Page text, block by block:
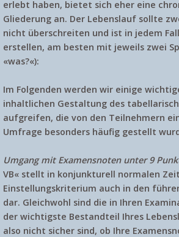
erlebt haben, bietet sich eher eine
Gliederung an. Der Lebenslauf sollte
nicht überschreiten und ist in jedem
erstellen, am besten mit jeweils zwei
«was?«):
Im Folgenden werden wir einige
inhaltlichen Gestaltung des
aufgreifen, die von den Teilnehmern
Umfrage besonders häufig gestellt
Umgang mit Examensnoten unter 9
VB« stellt in konjunkturell normalen
Einstellungskriterium auch in den
dar. Gleichwohl sind die in Ihren
der wichtigste Bestandteil Ihres
also nicht sicher sind, ob Ihre